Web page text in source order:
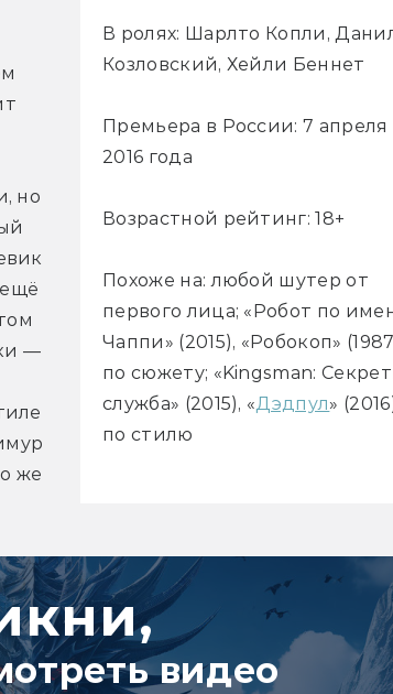
В ролях: Шарлто Копли,
Козловский, Хейли Беннет
Премьера в России: 7 апреля
2016 года
Возрастной рейтинг: 18+
Похоже на: любой шутер от
первого лица; «Робот по
Чаппи» (2015), «Робокоп»
по сюжету; «Kingsman:
служба» (2015), «Дэдпул»
по стилю
но
—
же
видео